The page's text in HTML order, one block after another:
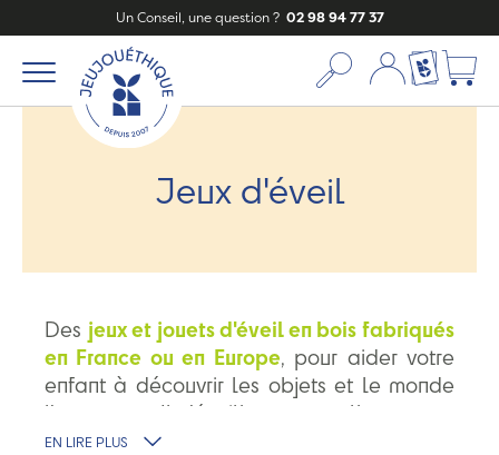
Un Conseil, une question ? 02 98 94 77 37
Mon compte
Ma liste
Jeux d'éveil
Des jeux et jouets d'éveil en bois fabriqués
en France ou en Europe, pour aider votre
enfant à découvrir les objets et le monde
l'entourant. Il s'éveillera naturellement
toute sécurité
EN LIRE PLUS